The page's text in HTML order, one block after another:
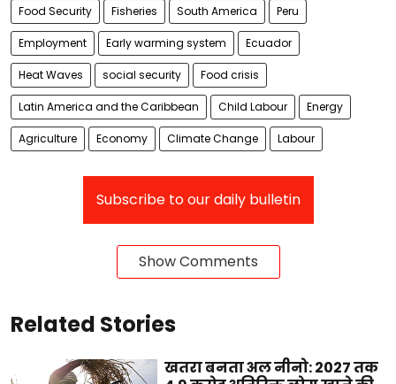
Food Security Fisheries South America Peru
Employment Early warming system Ecuador
Heat Waves social security Food crisis
Latin America and the Caribbean Child Labour Energy
Agriculture Economy Climate Change Labour
Subscribe to our daily bulletin
Show Comments
Related Stories
खतरा बनता अल नीनो: 2027 तक